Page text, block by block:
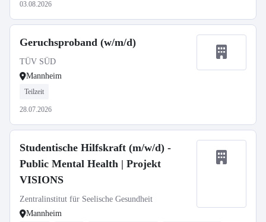
03.08.2026
Geruchsproband (w/m/d)
TÜV SÜD
Mannheim
Teilzeit
28.07.2026
Studentische Hilfskraft (m/w/d) -
Public Mental Health | Projekt
VISIONS
Zentralinstitut für Seelische Gesundheit
Mannheim